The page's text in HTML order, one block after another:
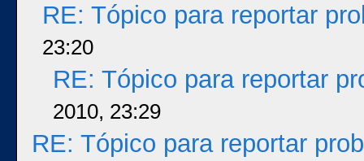
RE: Tópico para reportar
23:20
RE: Tópico para reportar
2010, 23:29
RE: Tópico para reportar